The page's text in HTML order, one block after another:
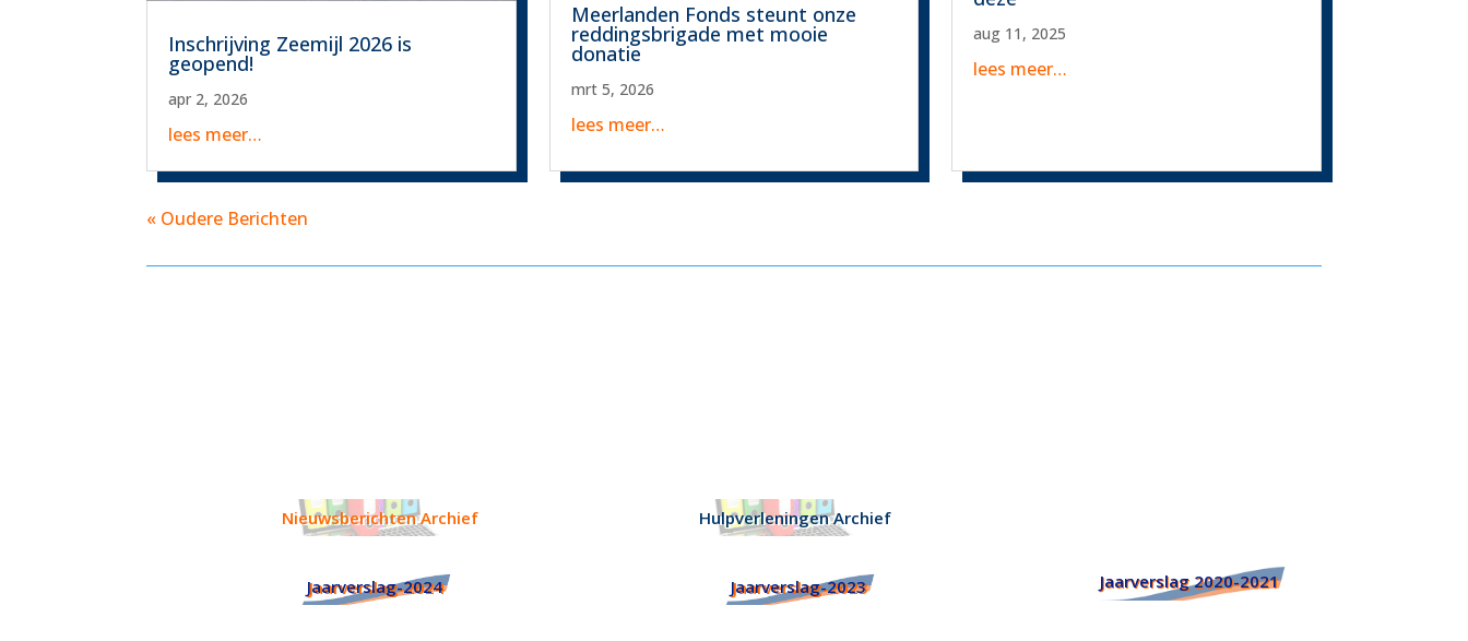
Inschrijving Zeemijl 2026 is
geopend!
apr 2, 2026
lees meer…
Meerlanden Fonds steunt onze
reddingsbrigade met mooie
donatie
mrt 5, 2026
lees meer…
aug 11, 2025
lees meer…
« Oudere Berichten
Nieuwsberichten Archief
Jaarverslag-2024
Hulpverleningen Archief
Jaarverslag-2023 Jaarverslag 2020-2021